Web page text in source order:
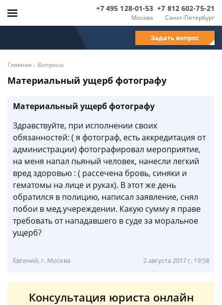
Москва
+7 495 128-01-53
Санкт-Петербург
+7 812 602-75-21
Задать вопрос
Главная - Вопросы
Материальный ущерб фотографу
Материальный ущерб фотографу
Здравствуйте, при исполнении своих
обязанностей: ( я фотограф, есть аккредитация от
администрации) фотографировал мероприятие,
на меня напал пьяный человек, нанесли легкий
вред здоровью : ( рассечена бровь, синяки и
гематомы на лице и руках). В этот же день
обратился в полицию, написал заявление, снял
побои в мед.учереждении. Какую сумму я праве
требовать от нападавшего в суде за моральное
ущерб?
Евгений, г. Москва 2 августа 2017 г. 19:58
Консультация юриста онлайн